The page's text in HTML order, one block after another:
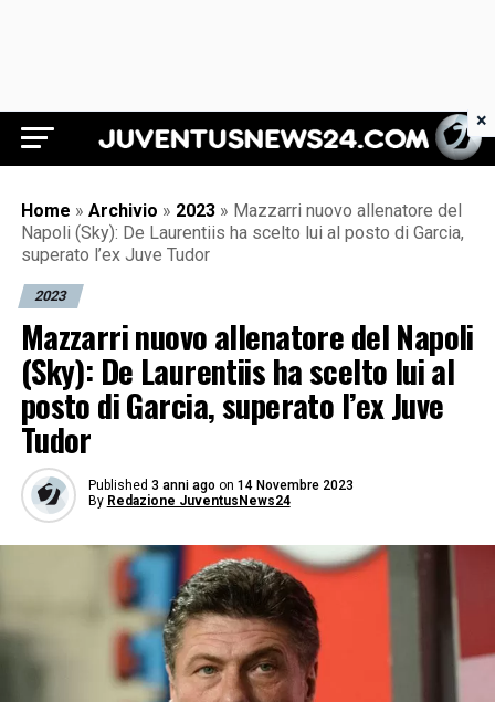
Juventus News 24
Home » Archivio » 2023 » Mazzarri nuovo allenatore del
Napoli (Sky): De Laurentiis ha scelto lui al posto di Garcia,
superato l’ex Juve Tudor
2023
Mazzarri nuovo allenatore del Napoli
(Sky): De Laurentiis ha scelto lui al
posto di Garcia, superato l’ex Juve
Tudor
Published 3 anni ago on 14 Novembre 2023
By Redazione JuventusNews24
×